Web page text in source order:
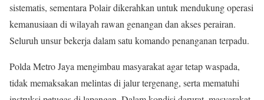
sistematis, sementara Polair dikerahkan untuk mendukung operasi
kemanusiaan di wilayah rawan genangan dan akses perairan.
Seluruh unsur bekerja dalam satu komando penanganan terpadu.
Polda Metro Jaya mengimbau masyarakat agar tetap waspada,
tidak memaksakan melintas di jalur tergenang, serta mematuhi